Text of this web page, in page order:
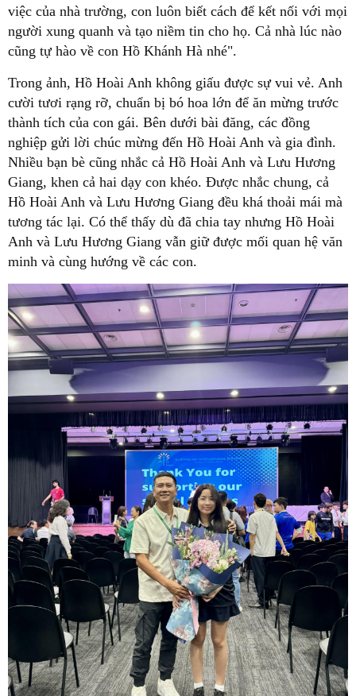
việc của nhà trường, con luôn biết cách để kết nối với mọi
người xung quanh và tạo niềm tin cho họ. Cả nhà lúc nào
cũng tự hào về con Hồ Khánh Hà nhé".
Trong ảnh, Hồ Hoài Anh không giấu được sự vui vẻ. Anh
cười tươi rạng rỡ, chuẩn bị bó hoa lớn để ăn mừng trước
thành tích của con gái. Bên dưới bài đăng, các đồng
nghiệp gửi lời chúc mừng đến Hồ Hoài Anh và gia đình.
Nhiều bạn bè cũng nhắc cả Hồ Hoài Anh và Lưu Hương
Giang, khen cả hai dạy con khéo. Được nhắc chung, cả
Hồ Hoài Anh và Lưu Hương Giang đều khá thoải mái mà
tương tác lại. Có thể thấy dù đã chia tay nhưng Hồ Hoài
Anh và Lưu Hương Giang vẫn giữ được mối quan hệ văn
minh và cùng hướng về các con.